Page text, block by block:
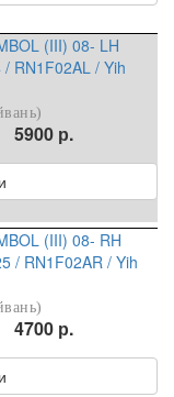
(III) 08- LH
RN1F02AL / Yih
5900 р.
(III) 08- RH
/ RN1F02AR / Yih
4700 р.